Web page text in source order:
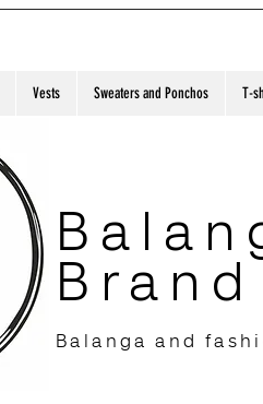
Vests Sweaters and Ponchos T-
Brand
Balanga and